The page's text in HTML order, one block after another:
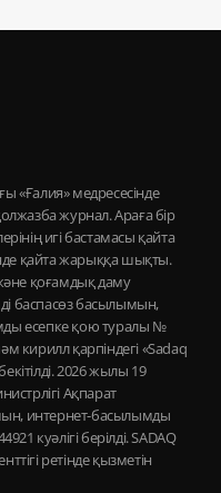
журнал. Араға бір
игі бастамасы қайта
қайта жарыққа шықты.
қоғамдық даму
баспасөз басылымын,
есепке қою туралы №
кирилл қарпіндегі «Sadaq
2026 жылы 19
Ақпарат
интернет-басылымды
куәлігі берілді. SADAQ
ретінде қызметін